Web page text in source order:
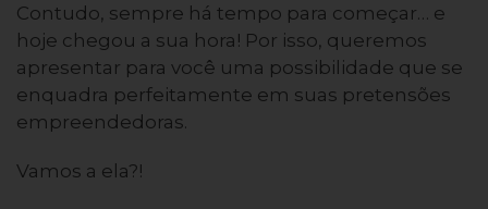
Contudo, sempre há tempo para começar… e
hoje chegou a sua hora! Por isso, queremos
apresentar para você uma possibilidade que se
enquadra perfeitamente em suas pretensões
empreendedoras.
Vamos a ela?!